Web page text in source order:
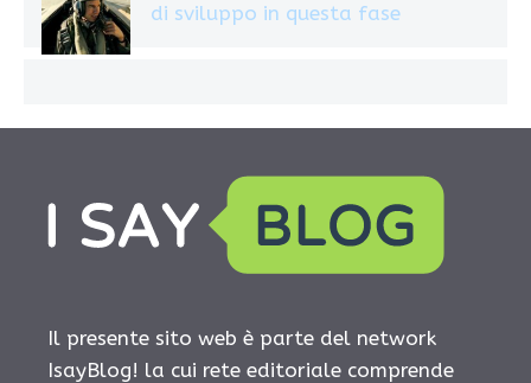
di sviluppo in questa fase
Il presente sito web è parte del network
IsayBlog! la cui rete editoriale comprende